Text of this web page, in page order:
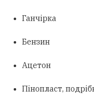
Ганчірка
Бензин
Ацетон
Пінопласт,